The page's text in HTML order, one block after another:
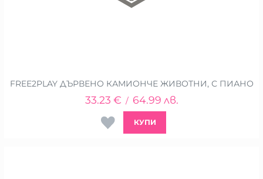
FREE2PLAY ДЪРВЕНО КАМИОНЧЕ ЖИВОТНИ, С ПИАНО
33.23 € / 64.99 лв.
КУПИ